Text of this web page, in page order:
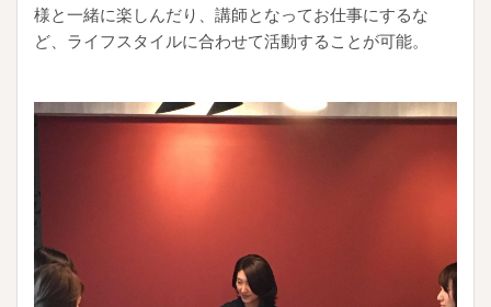
様と一緒に楽しんだり、講師となってお仕事にするな
ど、ライフスタイルに合わせて活動することが可能。